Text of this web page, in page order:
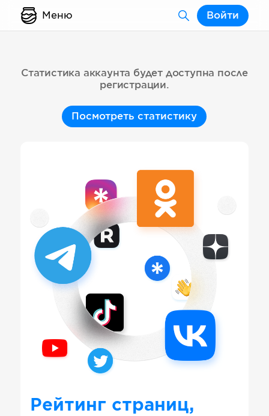
Меню Войти
Статистика аккаунта будет доступна после
регистрации.
Посмотреть статистику
Рейтинг страниц,